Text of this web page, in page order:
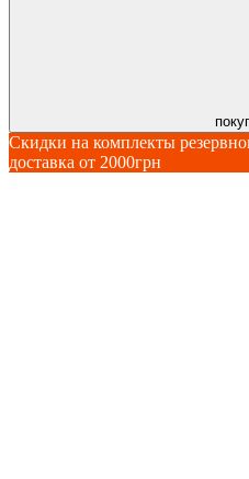
Скидки на комплекты
доставка от 2000грн